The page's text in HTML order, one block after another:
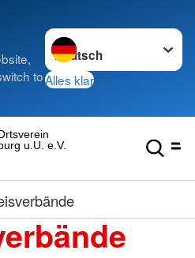
to
Sprache wechseln zu
Alles klar
u.U. e.V.